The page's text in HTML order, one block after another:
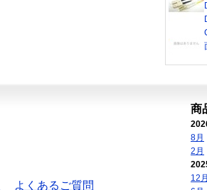
よくあるご質問
商
8月
2月
12月